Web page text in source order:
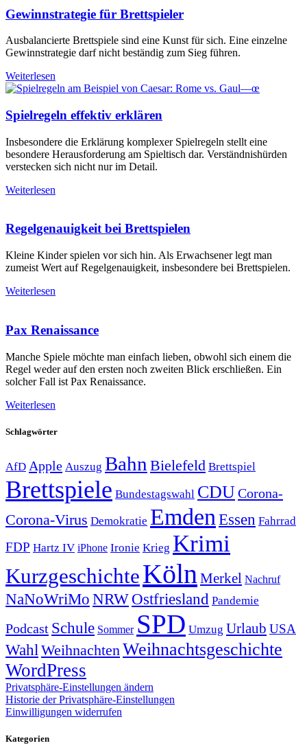
Gewinnstrategie für Brettspieler
Ausbalancierte Brettspiele sind eine Kunst für sich. Eine einzelne
Gewinnstrategie darf nicht beständig zum Sieg führen.
Weiterlesen
Spielregeln effektiv erklären
Insbesondere die Erklärung komplexer Spielregeln stellt eine
besondere Herausforderung am Spieltisch dar. Verständnishürden
verstecken sich nicht nur im Detail.
Weiterlesen
Regelgenauigkeit bei Brettspielen
Kleine Kinder spielen vor sich hin. Als Erwachsener legt man
zumeist Wert auf Regelgenauigkeit, insbesondere bei Brettspielen.
Weiterlesen
Pax Renaissance
Manche Spiele möchte man einfach lieben, obwohl sich einem die
Regel weder auf den ersten noch zweiten Blick erschließen. Ein
solcher Fall ist Pax Renaissance.
Weiterlesen
Schlagwörter
AfD Apple Auszug Bahn Bielefeld Brettspiel
Brettspiele Bundestagswahl CDUCorona-
Corona-Virus Demokratie Emden Essen Fahrrad
FDP Hartz IV iPhone Ironie Krieg Krimi
KurzgeschichteKöln Merkel Nachruf
NaNoWriMo NRWOstfriesland Pandemie
Podcast Schule Sommer SPD Umzug Urlaub USA
Wahl Weihnachten Weihnachtsgeschichte
WordPress
Privatsphäre-Einstellungen ändern
Historie der Privatsphäre-Einstellungen
Einwilligungen widerrufen
Kategorien